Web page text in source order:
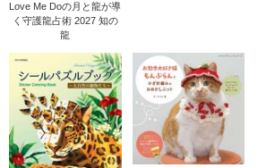
Love Me Doの月と龍が導
く守護龍占術 2027 知の
龍